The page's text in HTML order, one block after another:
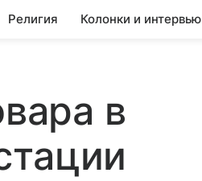
Религия Колонки и интервью
в